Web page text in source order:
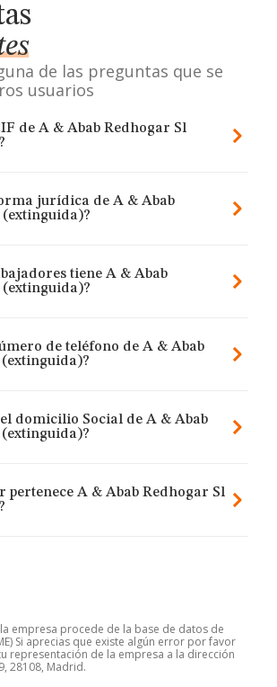
de las preguntas que se
usuarios
de A & Abab Redhogar Sl
jurídica de A & Abab
tiene A & Abab
de teléfono de A & Abab
el domicilio Social de A & Abab
pertenece A & Abab Redhogar Sl
empresa procede de la base de datos de
Si aprecias que existe algún error por favor
representación de la empresa a la dirección
28108, Madrid.